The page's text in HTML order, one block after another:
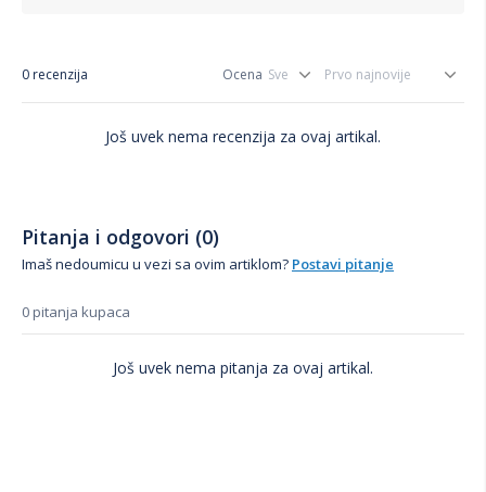
0 recenzija Ocena
Još uvek nema recenzija za ovaj artikal.
Pitanja i odgovori (0)
Imaš nedoumicu u vezi sa ovim artiklom? Postavi pitanje
0 pitanja kupaca
Još uvek nema pitanja za ovaj artikal.